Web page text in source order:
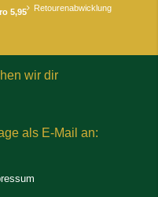
5,95 Retourenabwicklung
wir dir
als E-Mail an: